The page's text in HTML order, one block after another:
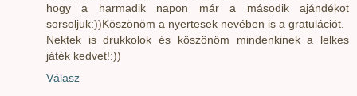
hogy a harmadik napon már a második ajándékot
sorsoljuk:))Köszönöm a nyertesek nevében is a gratulációt.
Nektek is drukkolok és köszönöm mindenkinek a lelkes
játék kedvet!:))
Válasz